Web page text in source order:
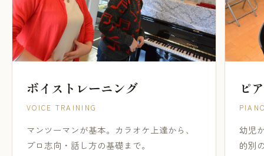
ボイストレーニング
VOICE TRAINING
マンツーマンが基本。カラオケ上達から、
プロ志向・話し方の基礎まで。
ピ
幼児
的別